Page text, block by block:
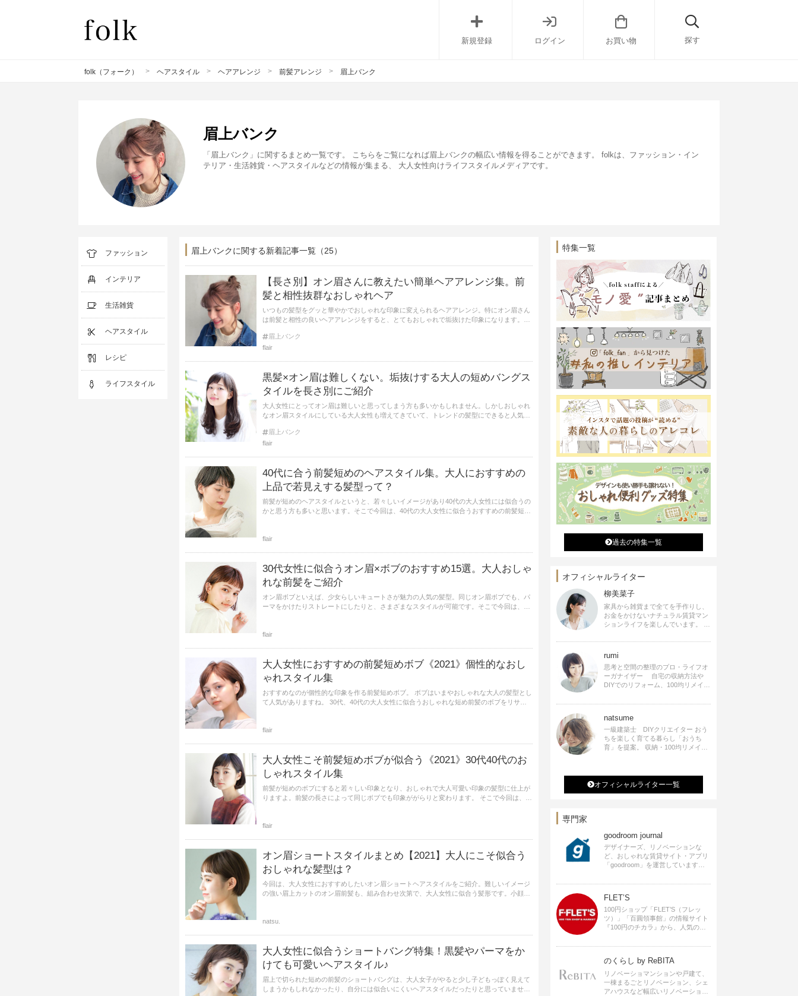
新規登録 ログイン お買い物 探す
folk（フォーク） > ヘアスタイル > ヘアアレンジ > 前髪アレンジ > 眉上バンク
眉上バンク
「眉上バンク」に関するまとめ一覧です。 こちらをご覧になれば眉上バンクの幅広い情報を得ることができます。 folkは、ファッション・イン
テリア・生活雑貨・ヘアスタイルなどの情報が集まる、 大人女性向けライフスタイルメディアです。
ファッション
インテリア
生活雑貨
ヘアスタイル
レシピ
ライフスタイル
眉上バンクに関する新着記事一覧（25）
【長さ別】オン眉さんに教えたい簡単ヘアアレンジ集。前
髪と相性抜群なおしゃれヘア
いつもの髪型をグッと華やかでおしゃれな印象に変えられるヘアアレンジ。特にオン眉さん
は前髪と相性の良いヘアアレンジをすると、とてもおしゃれで垢抜けた印象になります。そ
眉上バンク
flair
黒髪×オン眉は難しくない。垢抜けする大人の短めバングス
タイルを長さ別にご紹介
大人女性にとってオン眉は難しいと思ってしまう方も多いかもしれません。しかしおしゃれ
なオン眉スタイルにしている大人女性も増えてきていて、トレンドの髪型にできると人気な
眉上バンク
flair
40代に合う前髪短めのヘアスタイル集。大人におすすめの
上品で若見えする髪型って？
前髪が短めのヘアスタイルというと、若々しいイメージがあり40代の大人女性には似合うの
かと思う方も多いと思います。そこで今回は、40代の大人女性に似合うおすすめの前髪短め
flair
30代女性に似合うオン眉×ボブのおすすめ15選。大人おしゃ
れな前髪をご紹介
オン眉ボブといえば、少女らしいキュートさが魅力の人気の髪型。同じオン眉ボブでも、パ
ーマをかけたりストレートにしたりと、さまざまなスタイルが可能です。そこで今回は、30
flair
大人女性におすすめの前髪短めボブ《2021》個性的なおし
ゃれスタイル集
おすすめなのが個性的な印象を作る前髪短めボブ。 ボブはいまやおしゃれな大人の髪型とし
て人気がありますね。 30代、40代の大人女性に似合うおしゃれな短め前髪のボブをリサー
flair
大人女性こそ前髪短めボブが似合う《2021》30代40代のお
しゃれスタイル集
前髪が短めのボブにすると若々しい印象となり、おしゃれで大人可愛い印象の髪型に仕上が
りますよ。前髪の長さによって同じボブでも印象ががらりと変わります。 そこで今回は、30
flair
オン眉ショートスタイルまとめ【2021】大人にこそ似合う
おしゃれな髪型は？
今回は、大人女性におすすめしたいオン眉ショートヘアスタイルをご紹介。難しいイメージ
の強い眉上カットのオン眉前髪も、組み合わせ次第で、大人女性に似合う髪形です。小顔効
natsu.
大人女性に似合うショートバング特集！黒髪やパーマをか
けても可愛いヘアスタイル♪
眉上で切られた短めの前髪のショートバングは、大人女子がやると少し子どもっぽく見えて
しまうかもしれなかったり、自分には似合いにくいヘアスタイルだったりと思っていません
特集一覧
過去の特集一覧
オフィシャルライター
柳美菜子
家具から雑貨まで全てを手作りし、
お金をかけないナチュラル賃貸マン
ションライフを楽しんでいます。 ハ
る著書も出版、また様々なメディア
でも執筆しています。
rumi
思考と空間の整理のプロ・ライフオ
ーガナイザー 自宅の収納方法や
DIYでのリフォーム、100均リメイク
ク、インテリアの記事の執筆、雑
プロデュース 2016年９月に宝島社
より【Rumiのおうち時間を楽しむイ
ンテリア】を出版しました。
natsume
一級建築士 DIYクリエイター おう
ちを楽しく育てる暮らし「おうち
育」を提案。 収納・100均リメイ
いアンティークな部屋つくり 雑誌
オフィシャルライター一覧
専門家
goodroom journal
デザイナーズ、リノベーションな
ど、おしゃれな賃貸サイト・アプリ
「goodroom」を運営しています。
り暮らしのアイディアなど、賃貸で
ヒントをお届けします。
FLET’S
100円ショップ「FLET’S（フレッ
ツ）」「百圓領事館」の情報サイト
『100円のチカラ』から、人気の記
のくらし by ReBITA
リノベーショマンションや戸建て、
一棟まるごとリノベーション、シェ
アハウスなど幅広いリノベーション